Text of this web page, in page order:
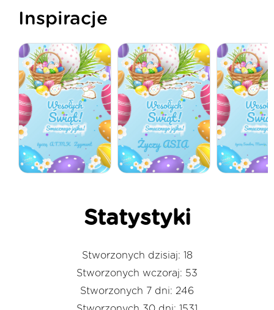
Inspiracje
Statystyki
Stworzonych dzisiaj: 18
Stworzonych wczoraj: 53
Stworzonych 7 dni: 246